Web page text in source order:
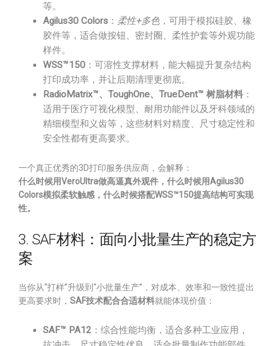
等。
Agilus30 Colors ： 柔性+多色 ，可用于模拟硅胶、橡
胶件等，适合做按钮、密封圈、柔性护套等外观功能
样件。
WSS™150 ：可溶性支撑材料，能大幅提升复杂结构
打印成功率，并让后期清理更彻底。
RadioMatrix™、ToughOne、TrueDent™ 树脂材料 ：
适用于医疗可视化模型、耐用功能件以及牙科领域的
精细模型和义齿等，这些材料对精度、尺寸稳定性和
安全性都有更高要求。
一个真正优秀的3D打印服务供应商，会解释：
什么时候用VeroUltra做高逼真外观件，什么时候用Agilus30
Colors模拟柔软触感，什么时候搭配WSS™150提高结构可实现
性。
3. SAF材料：面向小批量生产的稳定方
案
当你从“打样”升级到“小批量生产”，对成本、效率和一致性提出
更高要求时， SAF技术配合合适材料就能体现价值：
SAF™ PA12 ：综合性能均衡，适合多种工业应用，